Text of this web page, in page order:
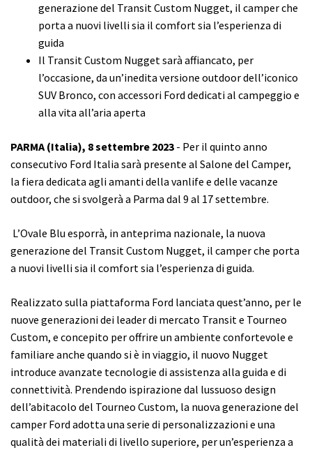
generazione del Transit Custom Nugget, il camper che
porta a nuovi livelli sia il comfort sia l’esperienza di
guida
Il Transit Custom Nugget sarà affiancato, per
l’occasione, da un’inedita versione outdoor dell’iconico
SUV Bronco, con accessori Ford dedicati al campeggio e
alla vita all’aria aperta
PARMA (Italia), 8 settembre 2023 - Per il quinto anno
consecutivo Ford Italia sarà presente al Salone del Camper,
la fiera dedicata agli amanti della vanlife e delle vacanze
outdoor, che si svolgerà a Parma dal 9 al 17 settembre.
L’Ovale Blu esporrà, in anteprima nazionale, la nuova
generazione del Transit Custom Nugget, il camper che porta
a nuovi livelli sia il comfort sia l’esperienza di guida.
Realizzato sulla piattaforma Ford lanciata quest’anno, per le
nuove generazioni dei leader di mercato Transit e Tourneo
Custom, e concepito per offrire un ambiente confortevole e
familiare anche quando si è in viaggio, il nuovo Nugget
introduce avanzate tecnologie di assistenza alla guida e di
connettività. Prendendo ispirazione dal lussuoso design
dell’abitacolo del Tourneo Custom, la nuova generazione del
camper Ford adotta una serie di personalizzazioni e una
qualità dei materiali di livello superiore, per un’esperienza a